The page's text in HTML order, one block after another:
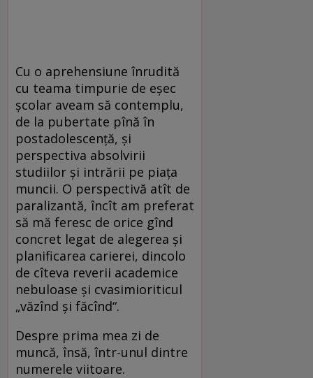
Cu o aprehensiune înrudită
cu teama timpurie de eşec
şcolar aveam să contemplu,
de la pubertate pînă în
postadolescenţă, şi
perspectiva absolvirii
studiilor şi intrării pe piaţa
muncii. O perspectivă atît de
paralizantă, încît am preferat
să mă feresc de orice gînd
concret legat de alegerea şi
planificarea carierei, dincolo
de cîteva reverii academice
nebuloase şi cvasimioriticul
„văzînd şi făcînd“.
Despre prima mea zi de
muncă, însă, într-unul dintre
numerele viitoare.